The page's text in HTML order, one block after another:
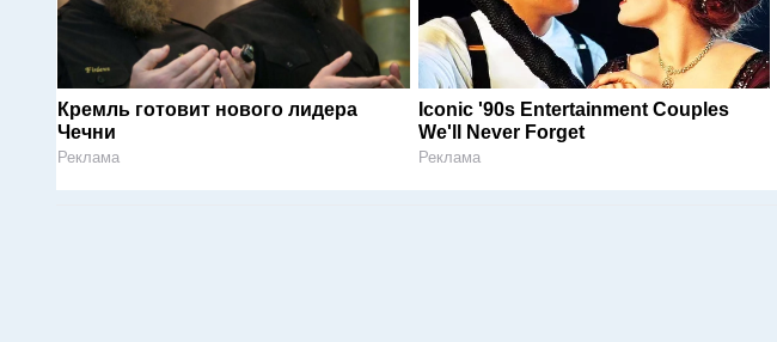
Кремль готовит нового лидера
Чечни
Реклама
Iconic '90s Entertainment Couples
We'll Never Forget
Реклама